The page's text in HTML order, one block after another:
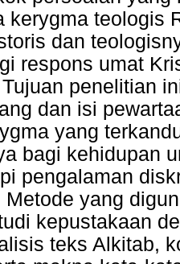
kerygma teologis
dan
respons umat
penelitian
dan isi
yang
bagi kehidupan
pengalaman
Metode yang
kepustakaan
teks Alkitab,